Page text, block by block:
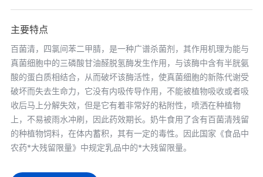
主要特点
百菌清，四氯间苯二甲腈，是一种广谱杀菌剂，其作用机理为能与
真菌细胞中的三磷酸甘油醛脱氢酶发生作用，与该酶中含有半胱氨
酸的蛋白质相结合，从而破坏该酶活性，使真菌细胞的新陈代谢受
破坏而失去生命力，它没有内吸传导作用，不能被植物吸收或者吸
收后马上分解失效，但是它有着非常好的粘附性，喷洒在种植物
上，不易被雨水冲刷，因此药效期长。奶牛食用了含有百菌清残留
的种植物饲料，在体内蓄积，其有一定的毒性。因此国家《食品中
农药*大残留限量》中规定乳品中的*大残留限量。